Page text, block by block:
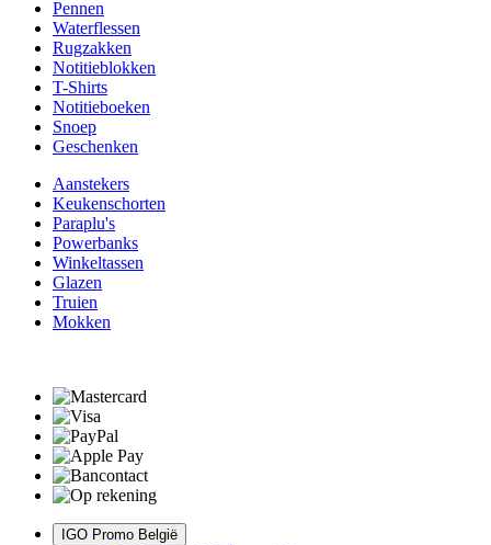
Pennen
Waterflessen
Rugzakken
Notitieblokken
T-Shirts
Notitieboeken
Snoep
Geschenken
Aanstekers
Keukenschorten
Paraplu's
Powerbanks
Winkeltassen
Glazen
Truien
Mokken
IGO Promo België